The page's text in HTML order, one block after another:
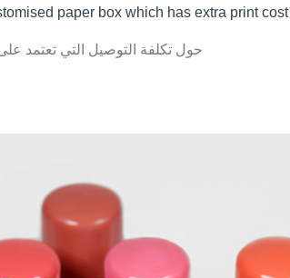
paper box which hasextra print cost
حول تكلفة التوصيل التي تعتمد